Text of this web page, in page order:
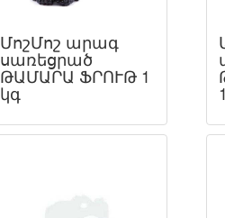
ՄոշՄոշ արագ
սառեցրած
ԹԱՄԱՐԱ ՖՐՈՒԹ 1
կգ